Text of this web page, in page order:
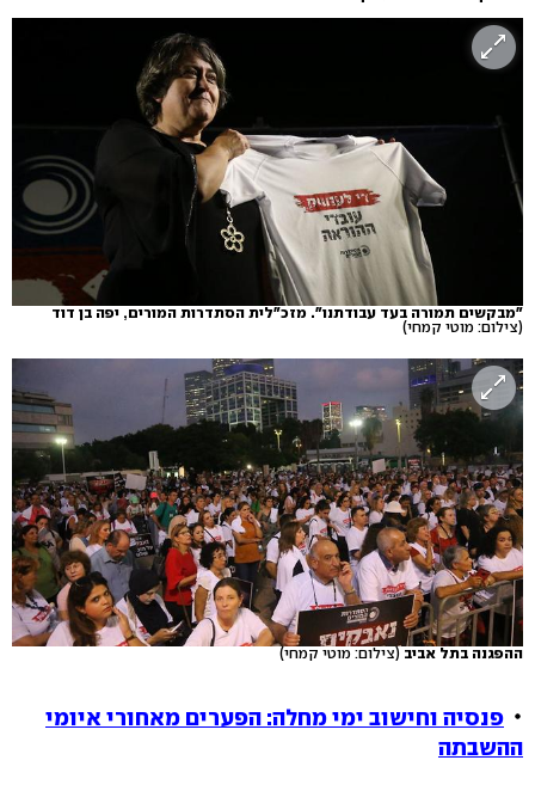
"מבקשים תמורה בעד עבודתנו". מזכ"לית הסתדרות המורים, יפה בן דוד
(צילום: מוטי קמחי)
ההפגנה בתל אביב (צילום: מוטי קמחי)
פנסיה וחישוב ימי מחלה: הפערים מאחורי איומי
ההשבתה